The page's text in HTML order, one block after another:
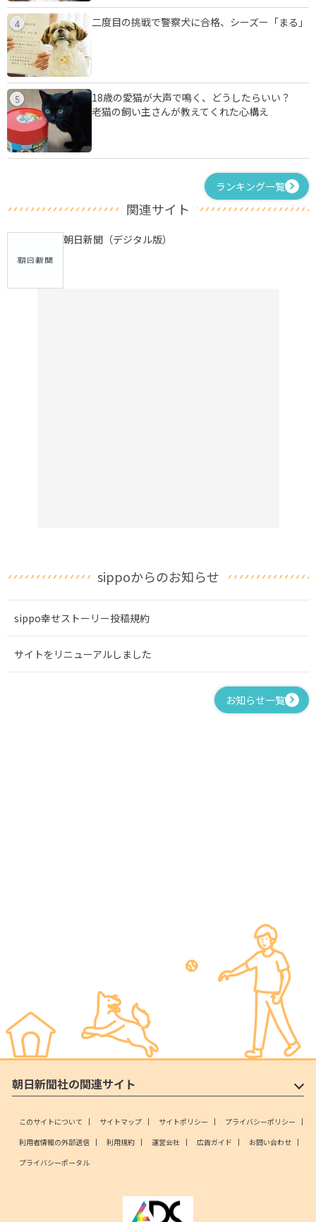
4 二度目の挑戦で警察犬に合格、シーズー「まる」
5
18歳の愛猫が大声で鳴く、どうしたらいい？
老猫の飼い主さんが教えてくれた心構え
ランキング一覧
関連サイト
朝日新聞（デジタル版）
sippoからのお知らせ
sippo幸せストーリー投稿規約
サイトをリニューアルしました
お知らせ一覧
朝日新聞社の関連サイト
このサイトについて サイトマップ サイトポリシー
プライバシーポリシー
利用者情報の外部送信
利用規約 運営会社 広告ガイド
お問い合わせ
プライバシーポータル